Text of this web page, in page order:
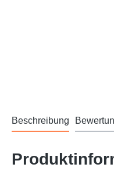
Beschreibung